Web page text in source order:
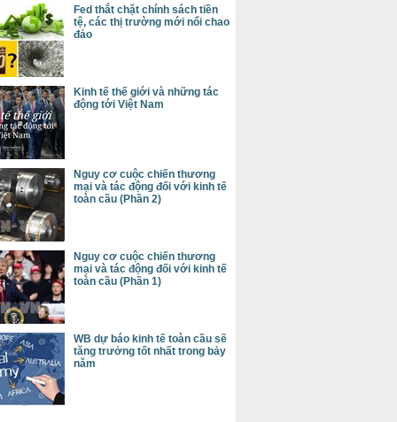
Fed thắt chặt chính sách tiền
tệ, các thị trường mới nổi chao
đảo
Kinh tế thế giới và những tác
động tới Việt Nam
Nguy cơ cuộc chiến thương
mại và tác động đối với kinh tế
toàn cầu (Phần 2)
Nguy cơ cuộc chiến thương
mại và tác động đối với kinh tế
toàn cầu (Phần 1)
WB dự báo kinh tế toàn cầu sẽ
tăng trưởng tốt nhất trong bảy
năm